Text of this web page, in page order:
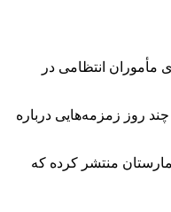
مأموران انتظامی در
پس از چند روز زمزمه‌هایی درباره
منتشر کرده که